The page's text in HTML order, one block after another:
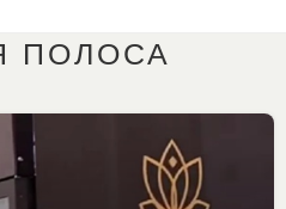
ПОЛОСА